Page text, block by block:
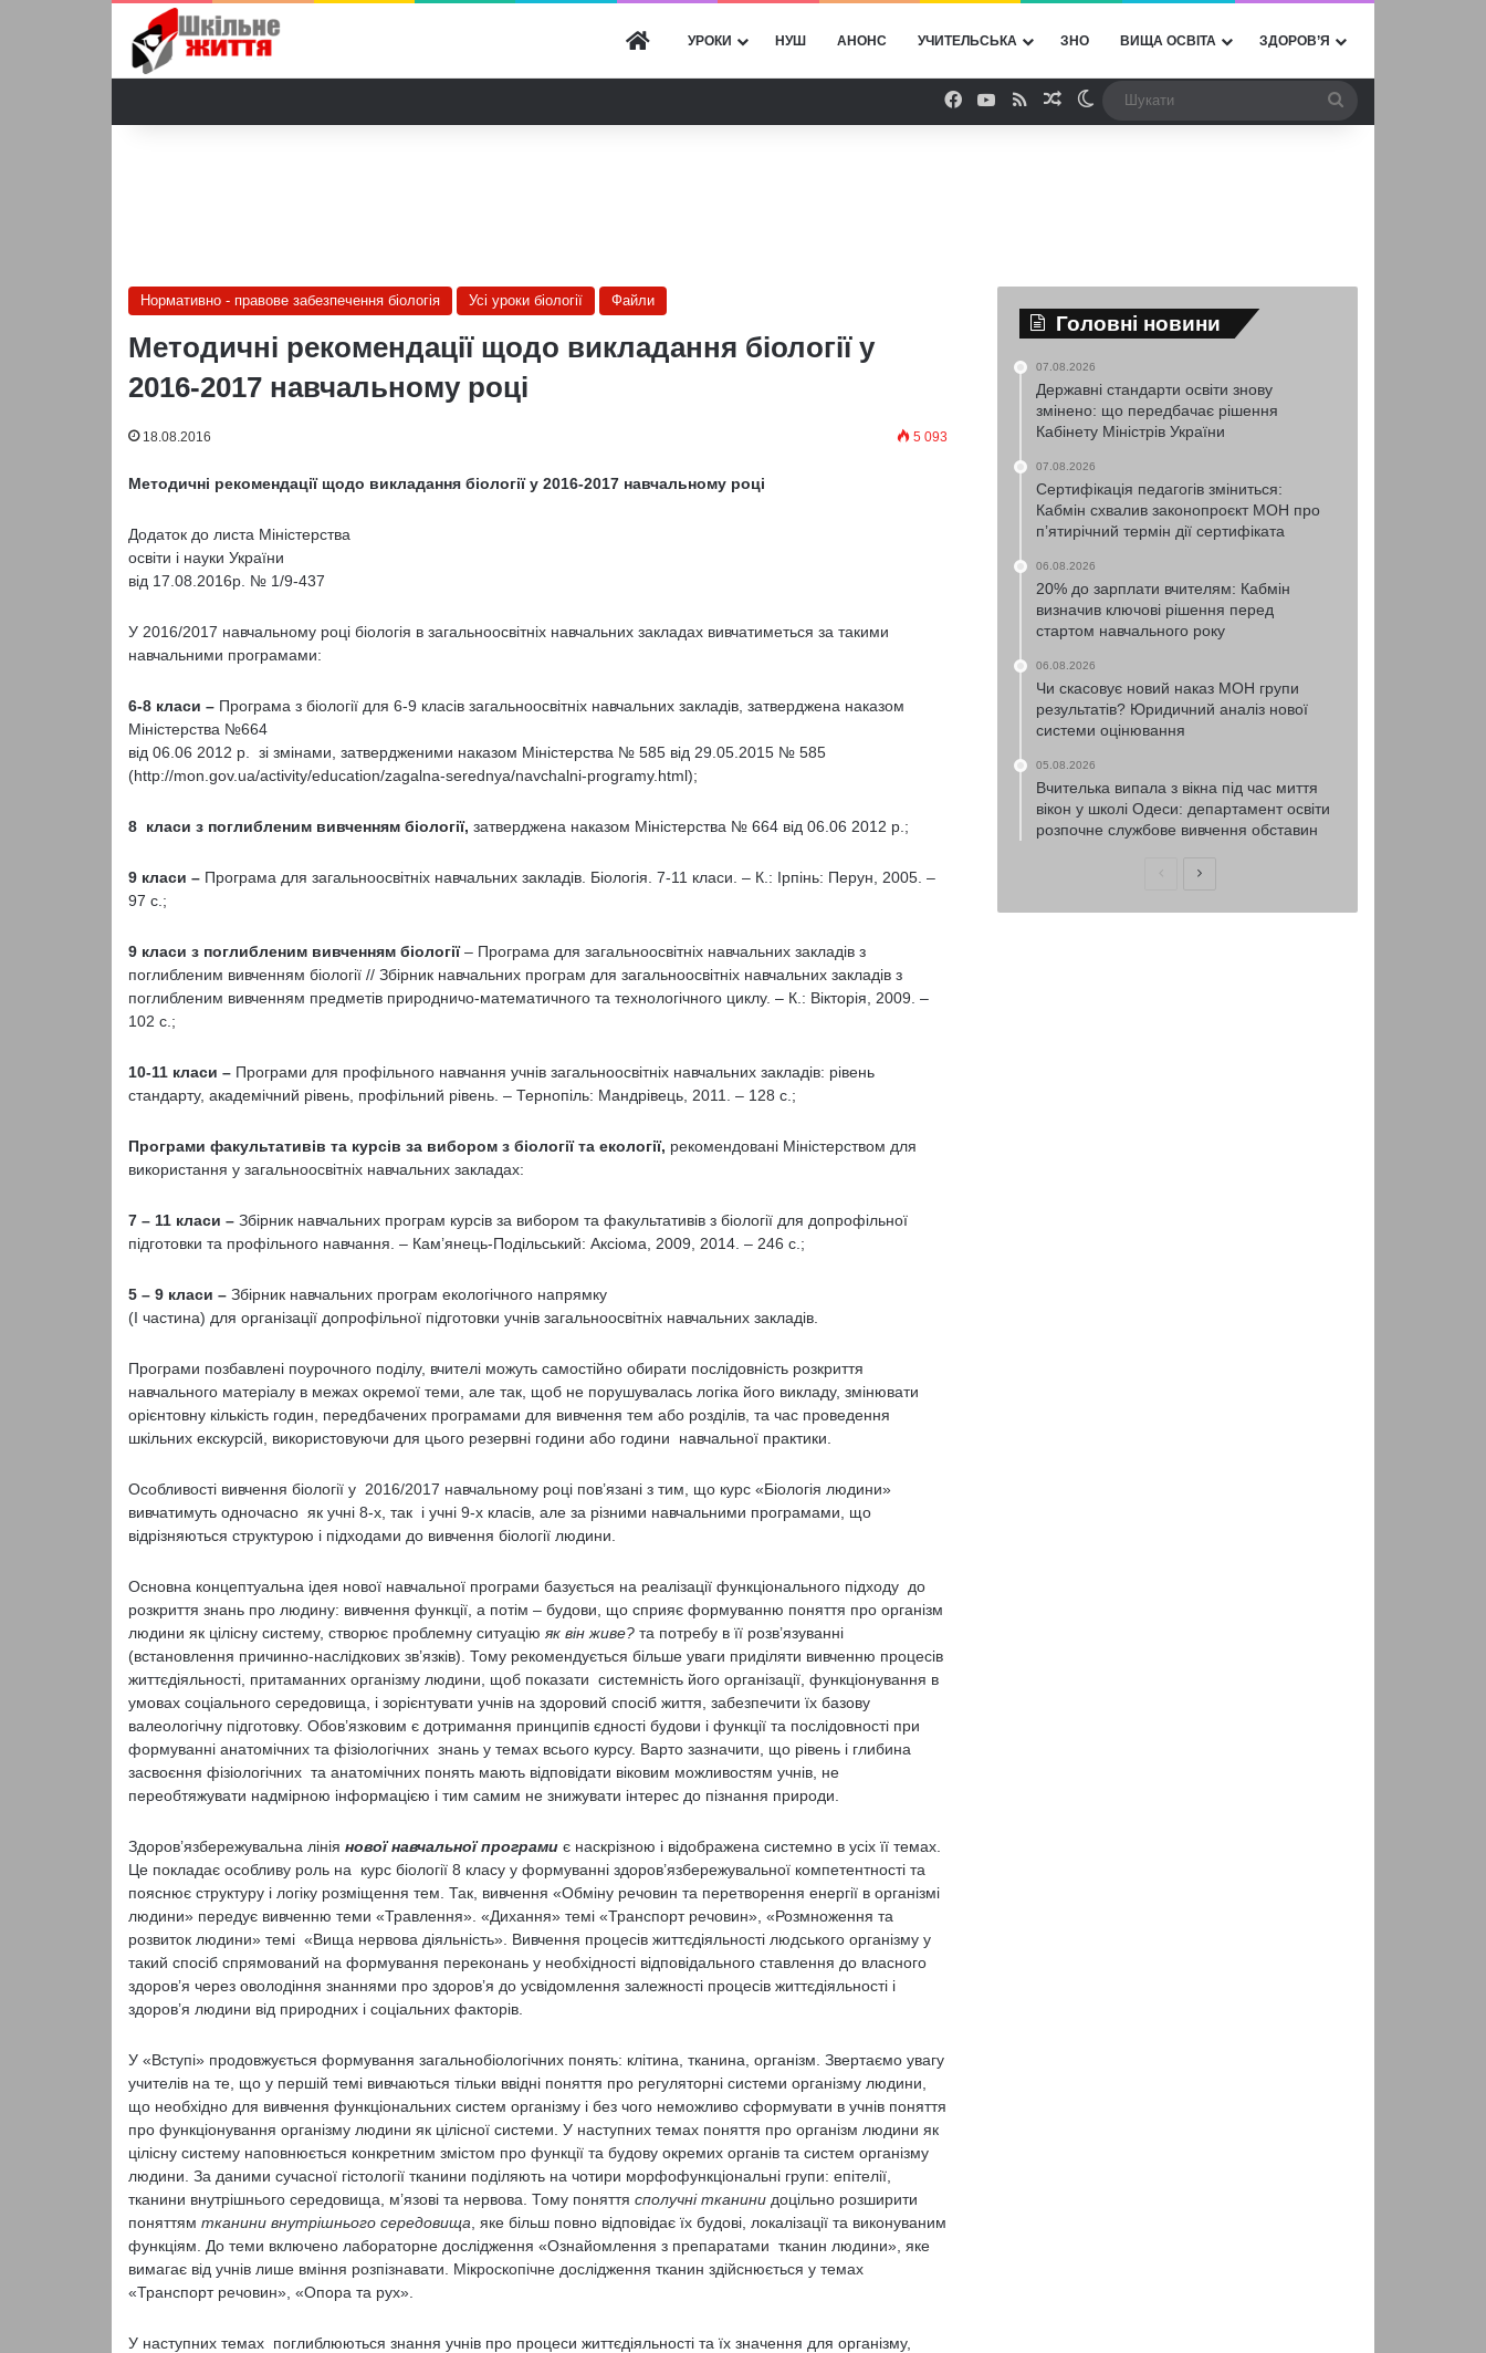
ГОЛОВНА
УРОКИ НУШ АНОНС УЧИТЕЛЬСЬКА ЗНО ВИЩА ОСВІТА ЗДОРОВ’Я
Facebook
YouTube
RSSВипадкова стаття
Switch skin
Нормативно - правове забезпечення біологія Усі уроки біології Файли
Методичні рекомендації щодо викладання біології у
2016-2017 навчальному році
18.08.2016 5 093
Методичні рекомендації щодо викладання біології у 2016-2017 навчальному році
Додаток до листа Міністерства
освіти і науки України
від 17.08.2016р. № 1/9-437
У 2016/2017 навчальному році біологія в загальноосвітніх навчальних закладах вивчатиметься за такими
навчальними програмами:
6-8 класи – Програма з біології для 6-9 класів загальноосвітніх навчальних закладів, затверджена наказом
Міністерства №664
від 06.06 2012 р. зі змінами, затвердженими наказом Міністерства № 585 від 29.05.2015 № 585
(http://mon.gov.ua/activity/education/zagalna-serednya/navchalni-programy.html);
8 класи з поглибленим вивченням біології, затверджена наказом Міністерства № 664 від 06.06 2012 р.;
9 класи –Програма для загальноосвітніх навчальних закладів. Біологія. 7-11 класи. – К.: Ірпінь: Перун, 2005. –
97 с.;
9 класи з поглибленим вивченням біології– Програма для загальноосвітніх навчальних закладів з
поглибленим вивченням біології // Збірник навчальних програм для загальноосвітніх навчальних закладів з
поглибленим вивченням предметів природничо-математичного та технологічного циклу. – К.: Вікторія, 2009. –
102 с.;
10-11 класи –Програми для профільного навчання учнів загальноосвітніх навчальних закладів: рівень
стандарту, академічний рівень, профільний рівень. – Тернопіль: Мандрівець, 2011. – 128 с.;
Програми факультативів та курсів за вибором з біології та екології, рекомендовані Міністерством для
використання у загальноосвітніх навчальних закладах:
7 – 11 класи – Збірник навчальних програм курсів за вибором та факультативів з біології для допрофільної
підготовки та профільного навчання. – Кам’янець-Подільський: Аксіома, 2009, 2014. – 246 с.;
5 – 9 класи – Збірник навчальних програм екологічного напрямку
(І частина) для організації допрофільної підготовки учнів загальноосвітніх навчальних закладів.
Програми позбавлені поурочного поділу, вчителі можуть самостійно обирати послідовність розкриття
навчального матеріалу в межах окремої теми, але так, щоб не порушувалась логіка його викладу, змінювати
орієнтовну кількість годин, передбачених програмами для вивчення тем або розділів, та час проведення
шкільних екскурсій, використовуючи для цього резервні години або години навчальної практики.
Особливості вивчення біології у 2016/2017 навчальному році пов’язані з тим, що курс «Біологія людини»
вивчатимуть одночасно як учні 8-х, так і учні 9-х класів, але за різними навчальними програмами, що
відрізняються структурою і підходами до вивчення біології людини.
Основна концептуальна ідея нової навчальної програми базується на реалізації функціонального підходу до
розкриття знань про людину: вивчення функції, а потім – будови, що сприяє формуванню поняття про організм
людини як цілісну систему, створює проблемну ситуацію як він живе? та потребу в її розв’язуванні
(встановлення причинно-наслідкових зв’язків). Тому рекомендується більше уваги приділяти вивченню процесів
життєдіяльності, притаманних організму людини, щоб показати системність його організації, функціонування в
умовах соціального середовища, і зорієнтувати учнів на здоровий спосіб життя, забезпечити їх базову
валеологічну підготовку. Обов’язковим є дотримання принципів єдності будови і функції та послідовності при
формуванні анатомічних та фізіологічних знань у темах всього курсу. Варто зазначити, що рівень і глибина
засвоєння фізіологічних та анатомічних понять мають відповідати віковим можливостям учнів, не
переобтяжувати надмірною інформацією і тим самим не знижувати інтерес до пізнання природи.
Здоров’язбережувальна лінія нової навчальної програмиє наскрізною і відображена системно в усіх її темах.
Це покладає особливу роль на курс біології 8 класу у формуванні здоров’язбережувальної компетентності та
пояснює структуру і логіку розміщення тем. Так, вивчення «Обміну речовин та перетворення енергії в організмі
людини» передує вивченню теми «Травлення». «Дихання» темі «Транспорт речовин», «Розмноження та
розвиток людини» темі «Вища нервова діяльність». Вивчення процесів життєдіяльності людського організму у
такий спосіб спрямований на формування переконань у необхідності відповідального ставлення до власного
здоров’я через оволодіння знаннями про здоров’я до усвідомлення залежності процесів життєдіяльності і
здоров’я людини від природних і соціальних факторів.
У «Вступі» продовжується формування загальнобіологічних понять: клітина, тканина, організм. Звертаємо увагу
учителів на те, що у першій темі вивчаються тільки ввідні поняття про регуляторні системи організму людини,
що необхідно для вивчення функціональних систем організму і без чого неможливо сформу­вати в учнів поняття
про функціонування організму людини як цілісної системи. У наступних темах поняття про організм людини як
цілісну систему на­повнюється конкретним змістом про функції та будову окремих органів та систем організму
людини. За даними сучасної гістології тканини поділяють на чотири морфофункціональні групи: епітелії,
тканини внутрішнього середовища, м’язові та нервова. Тому поняття сполучні тканини доцільно розширити
поняттям тканини внутрішнього середовища , яке більш повно відповідає їх будові, локалізації та виконуваним
функціям. До теми включено лабораторне дослідження «Ознайомлення з препаратами тканин людини», яке
вимагає від учнів лише вміння розпізнавати. Мікроскопічне дослідження тканин здійснюється у темах
«Транспорт речовин», «Опора та рух».
У наступних темах поглиблюються знання учнів про процеси життєдіяльності та їх значення для організму,
Головні новини
07.08.2026
Державні стандарти освіти знову
змінено: що передбачає рішення
Кабінету Міністрів України
07.08.2026
Сертифікація педагогів зміниться:
Кабмін схвалив законопроєкт МОН про
п’ятирічний термін дії сертифіката
06.08.2026
20% до зарплати вчителям: Кабмін
визначив ключові рішення перед
стартом навчального року
06.08.2026
Чи скасовує новий наказ МОН групи
результатів? Юридичний аналіз нової
системи оцінювання
05.08.2026
Вчителька випала з вікна під час миття
вікон у школі Одеси: департамент освіти
розпочне службове вивчення обставин
ПопередняНаступна